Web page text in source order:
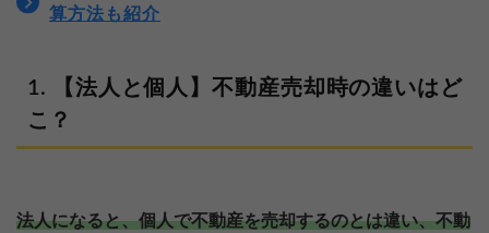
算方法も紹介
【法人と個人】不動産売却時の違いはど
こ？
法人になると、個人で不動産を売却するのとは違い、不動